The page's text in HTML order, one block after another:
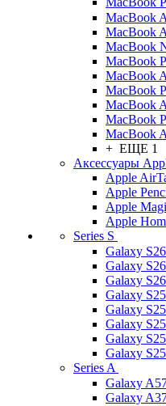
MacBook
MacBook
MacBook
MacBook
MacBook
MacBook
MacBook
MacBook
MacBook
+ ЕЩЕ 1
Аксессуары
Apple
Apple
Apple
Apple
Series S
Galaxy
Galaxy
Galaxy S26
Galaxy
Galaxy
Galaxy
Galaxy S25
Galaxy
Series A
Galaxy
Galaxy